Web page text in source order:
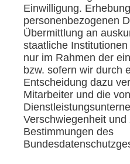
Einwilligung.
personenbezogenen
Übermittlung an
staatliche
nur im Rahmen der
bzw. sofern wir durch
Entscheidung dazu
Mitarbeiter und die
Verschwiegenheit
Bestimmungen des